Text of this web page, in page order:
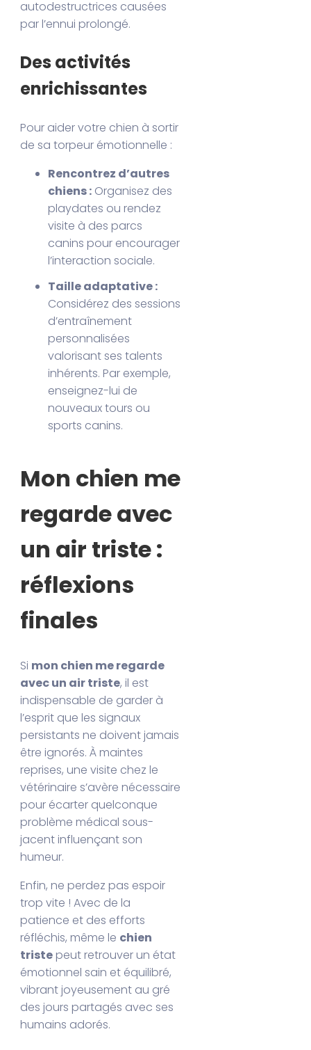
autodestructrices causées
par l’ennui prolongé.
Des activités
enrichissantes
Pour aider votre chien à sortir
de sa torpeur émotionnelle :
Rencontrez d’autres
chiens : Organisez des
playdates ou rendez
visite à des parcs
canins pour encourager
l’interaction sociale.
Taille adaptative :
Considérez des sessions
d’entraînement
personnalisées
valorisant ses talents
inhérents. Par exemple,
enseignez-lui de
nouveaux tours ou
sports canins.
Mon chien me
regarde avec
un air triste :
réflexions
finales
Si mon chien me regarde
avec un air triste, il est
indispensable de garder à
l’esprit que les signaux
persistants ne doivent jamais
être ignorés. À maintes
reprises, une visite chez le
vétérinaire s’avère nécessaire
pour écarter quelconque
problème médical sous-
jacent influençant son
humeur.
Enfin, ne perdez pas espoir
trop vite ! Avec de la
patience et des efforts
réfléchis, même le chien
triste peut retrouver un état
émotionnel sain et équilibré,
vibrant joyeusement au gré
des jours partagés avec ses
humains adorés.